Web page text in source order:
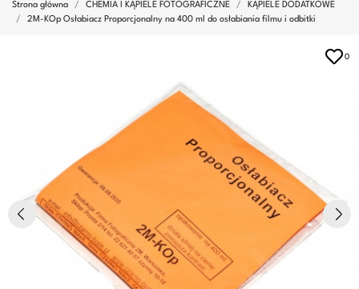
Strona główna CHEMIA I KĄPIELE FOTOGRAFICZNE
KĄPIELE DODATKOWE
2M-KOp Osłabiacz Proporcjonalny na 400 ml do osłabiania filmu i odbitki
0